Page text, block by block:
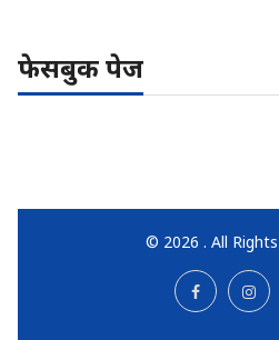
फेसबुक पेज
© 2026 . All